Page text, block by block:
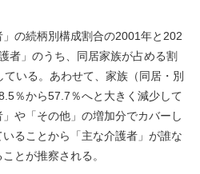
の続柄別構成割合の2001年と202
者」のうち、同居家族が占める割
いる。あわせて、家族（同居・別
％から57.7％へと大きく減少して
や「その他」の増加分でカバーし
ることから「主な介護者」が誰な
とが推察される。